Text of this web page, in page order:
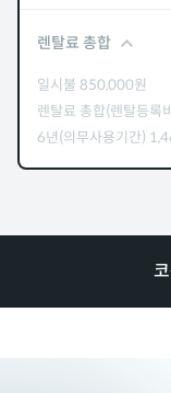
렌탈료 총합
일시불850,000원
렌탈료 총합(렌탈등록
6년(의무사용기간)